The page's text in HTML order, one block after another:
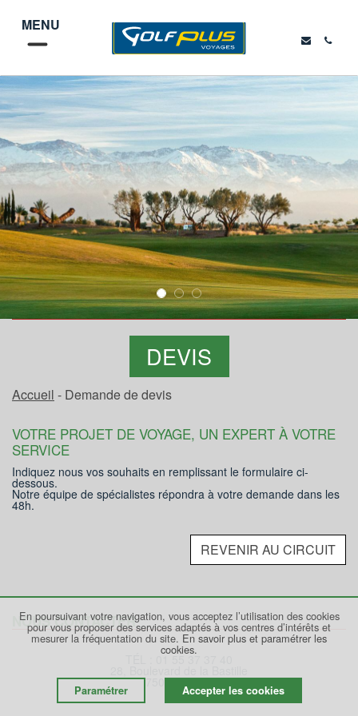
MENU
DEVIS
Accueil - Demande de devis
VOTRE PROJET DE VOYAGE, UN EXPERT À VOTRE
SERVICE
Indiquez nous vos souhaits en remplissant le formulaire ci-
dessous.
Notre équipe de spécialistes répondra à votre demande dans les
48h.
REVENIR AU CIRCUIT
NOUS CONTACTER
75012 PARIS
En poursuivant votre navigation, vous acceptez l’utilisation des cookies
pour vous proposer des services adaptés à vos centres d’intérêts et
mesurer la fréquentation du site. En savoir plus et paramétrer les
cookies.
Paramétrer Accepter les cookies